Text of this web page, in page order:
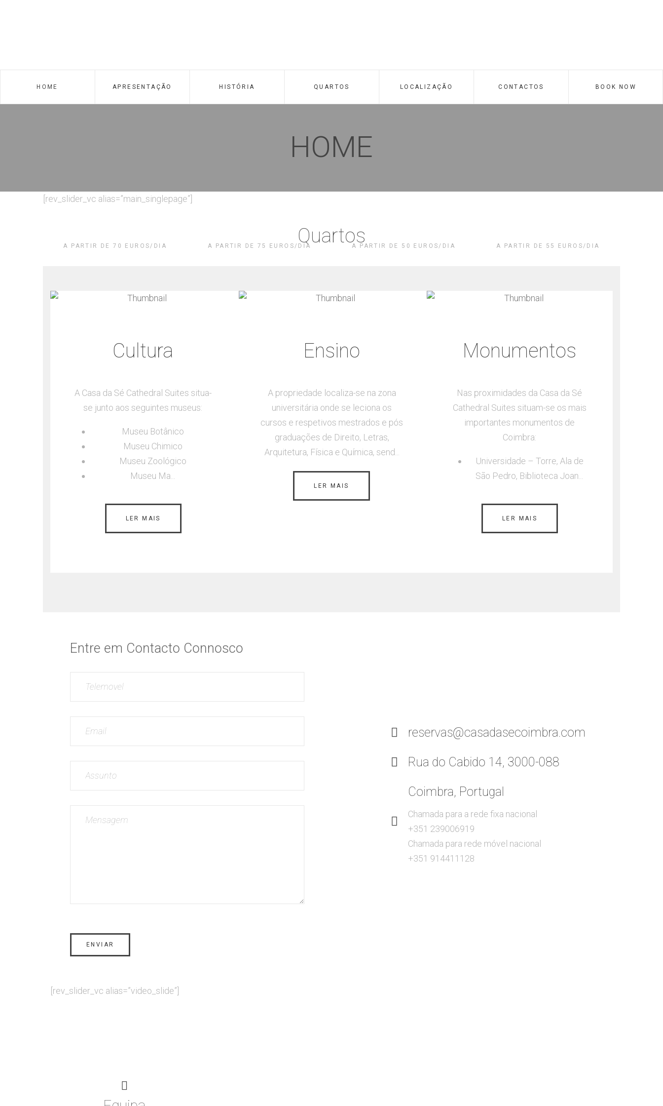
HOME APRESENTAÇÃO HISTÓRIA QUARTOS LOCALIZAÇÃO CONTACTOS BOOK NOW
HOME
[rev_slider_vc alias=”main_singlepage”]
Quartos
Suite Vista
Torre, Rio e
A PARTIR DE 70 EUROS/DIA
Suite Vista
Catedral
A PARTIR DE 75 EUROS/DIA
Suite Júnior
Catedral
A PARTIR DE 50 EUROS/DIA A PARTIR DE 55 EUROS/DIA
Cultura
A Casa da Sé Cathedral Suites situa-
se junto aos seguintes museus:
Museu Botânico
Museu Chimico
Museu Zoológico
Museu Ma...
LER MAIS
Ensino
A propriedade localiza-se na zona
universitária onde se leciona os
cursos e respetivos mestrados e pós
graduações de Direito, Letras,
Arquitetura, Física e Química, send...
LER MAIS
Monumentos
Nas proximidades da Casa da Sé
Cathedral Suites situam-se os mais
importantes monumentos de
Coimbra:
Universidade – Torre, Ala de
São Pedro, Biblioteca Joan...
LER MAIS
Entre em Contacto Connosco
reservas@casadasecoimbra.com
Rua do Cabido 14, 3000-088
Coimbra, Portugal
Chamada para a rede fixa nacional
+351 239006919
Chamada para rede móvel nacional
+351 914411128
[rev_slider_vc alias=”video_slide”]